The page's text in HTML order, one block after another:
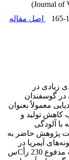
165-
اصل مقاله
زیادی در
در گوسفندان
معمولاً بعنوان
کاهش تولید و
با آلودگی
پژوهش حاضر به
آیمریا در
گوسفندان اطراف شهر همدان انجام شد. نمونه مدفوع 230 رأCس